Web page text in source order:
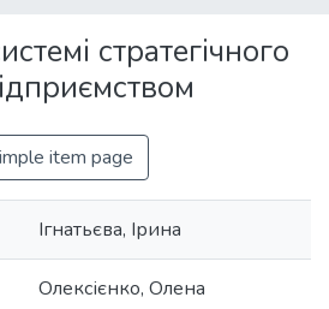
стратегічного
item page
Ігнатьєва, Ірина
Олексієнко, Олена